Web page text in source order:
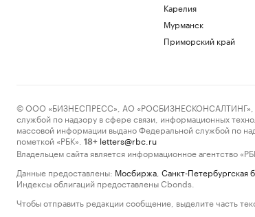
Карелия
Мурманск
Приморский край
© ООО «БИЗНЕСПРЕСС», АО «РОСБИЗНЕСКОНСАЛТИНГ»,
службой по надзору в сфере связи, информационных
массовой информации выдано Федеральной службой по
пометкой «РБК».
18+ letters@rbc.ru
Владельцем сайта является информационное агентство
Данные предоставлены: Мосбиржа Санкт-Петербургская
Индексы облигаций предоставлены Cbonds.
Чтобы отправить редакции сообщение, выделите часть